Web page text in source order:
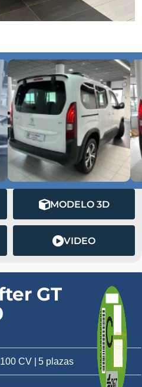
MODELO 3D
VIDEO
GT
CV | 5 plazas